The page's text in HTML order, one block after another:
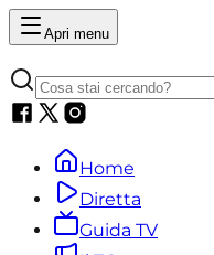
Apri menu
Home
Diretta
Guida TV